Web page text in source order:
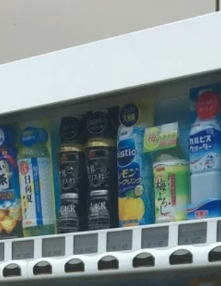
こちら、 レトロ感漂う既製品の洗面台。 小さく
使いづらい洗面ボウルや、足りていない収納がな
んとも不便。 この機会に見た目も一新したいとの
ご依頼でした。...